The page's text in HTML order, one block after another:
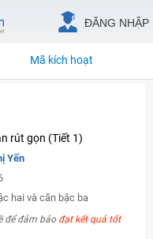
ĐĂNG NHẬP
Mã kích hoạt
rút gọn (Tiết 1)
Yến
hai và căn bậc ba
để đảm bảo đạt kết quả tốt